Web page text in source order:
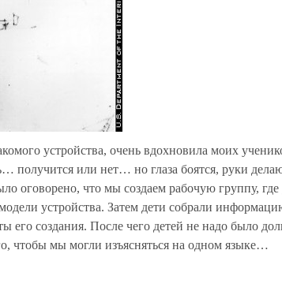
устройства, очень вдохновила моих
получится или нет… но глаза боятся, руки
оговорено, что мы создаем рабочую группу, где
устройства. Затем дети собрали
его создания. После чего детей не надо было
чтобы мы могли изъясняться на одном языке…